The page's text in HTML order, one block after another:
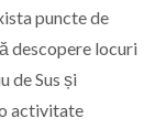
puncte de
descopere locuri
de Sus și
activitate